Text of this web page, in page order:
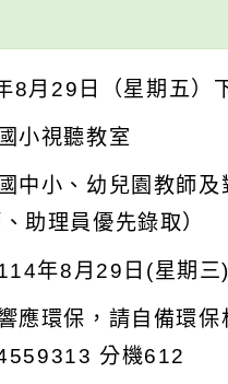
儀
8月29日（星期五）
小視聽教室
中小、幼兒園教師
助理員優先錄取）
年8月29日(星期三
應環保，請自備環
分機612